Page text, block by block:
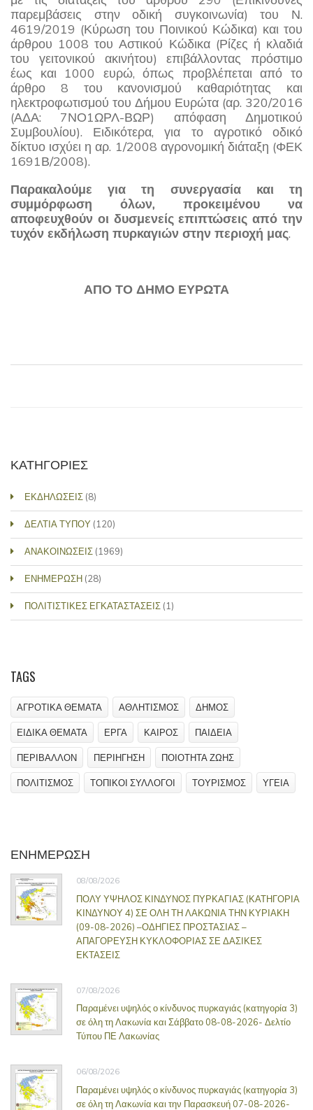
παρεμβάσεις στην οδική συγκοινωνία) του Ν.
4619/2019 (Κύρωση του Ποινικού Κώδικα) και του
άρθρου 1008 του Αστικού Κώδικα (Ρίζες ή κλαδιά
του γειτονικού ακινήτου) επιβάλλοντας πρόστιμο
έως και 1000 ευρώ, όπως προβλέπεται από το
άρθρο 8 του κανονισμού καθαριότητας και
ηλεκτροφωτισμού του Δήμου Ευρώτα (αρ. 320/2016
(ΑΔΑ: 7ΝΟ1ΩΡΛ-ΒΩΡ) απόφαση Δημοτικού
Συμβουλίου). Ειδικότερα, για το αγροτικό οδικό
δίκτυο ισχύει η αρ. 1/2008 αγρονομική διάταξη (ΦΕΚ
1691Β/2008).
Παρακαλούμε για τη συνεργασία και τη
συμμόρφωση όλων, προκειμένου να
αποφευχθούν οι δυσμενείς επιπτώσεις από την
τυχόν εκδήλωση πυρκαγιών στην περιοχή μας.
ΑΠΟ ΤΟ ΔΗΜΟ ΕΥΡΩΤΑ
ΚΑΤΗΓΟΡΙΕΣ
ΕΚΔΗΛΩΣΕΙΣ (8)
ΔΕΛΤΙΑ ΤΥΠΟΥ (120)
ΑΝΑΚΟΙΝΩΣΕΙΣ (1969)
ΕΝΗΜΕΡΩΣΗ (28)
ΠΟΛΙΤΙΣΤΙΚΕΣ ΕΓΚΑΤΑΣΤΑΣΕΙΣ (1)
TAGS
ΑΓΡΟΤΙΚΑ ΘΕΜΑΤΑ ΑΘΛΗΤΙΣΜΟΣ ΔΗΜΟΣ
ΕΙΔΙΚΑ ΘΕΜΑΤΑ ΕΡΓΑ ΚΑΙΡΟΣ ΠΑΙΔΕΙΑ
ΠΕΡΙΒΑΛΛΟΝ ΠΕΡΙΗΓΗΣΗ ΠΟΙΟΤΗΤΑ ΖΩΗΣ
ΠΟΛΙΤΙΣΜΟΣ ΤΟΠΙΚΟΙ ΣΥΛΛΟΓΟΙ ΤΟΥΡΙΣΜΟΣ ΥΓΕΙΑ
ΕΝΗΜΕΡΩΣΗ
08/08/2026
ΠΟΛΥ ΥΨΗΛΟΣ ΚΙΝΔΥΝΟΣ ΠΥΡΚΑΓΙΑΣ (ΚΑΤΗΓΟΡΙΑ
ΚΙΝΔΥΝΟΥ 4) ΣΕ ΟΛΗ ΤΗ ΛΑΚΩΝΙΑ ΤΗΝ ΚΥΡΙΑΚΗ
(09-08-2026) –ΟΔΗΓΙΕΣ ΠΡΟΣΤΑΣΙΑΣ –
ΑΠΑΓΟΡΕΥΣΗ ΚΥΚΛΟΦΟΡΙΑΣ ΣΕ ΔΑΣΙΚΕΣ
ΕΚΤΑΣΕΙΣ
07/08/2026
Παραμένει υψηλός ο κίνδυνος πυρκαγιάς (κατηγορία 3)
σε όλη τη Λακωνία και Σάββατο 08-08-2026- Δελτίο
Τύπου ΠΕ Λακωνίας
06/08/2026
Παραμένει υψηλός ο κίνδυνος πυρκαγιάς (κατηγορία 3)
σε όλη τη Λακωνία και την Παρασκευή 07-08-2026-